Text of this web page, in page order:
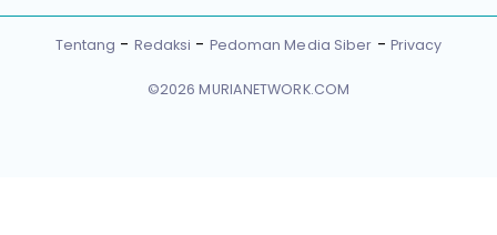
Tentang Redaksi Pedoman Media Siber Privacy
©2026 MURIANETWORK.COM